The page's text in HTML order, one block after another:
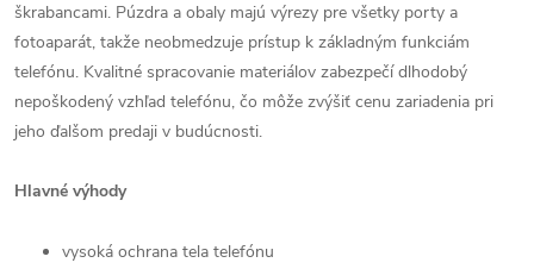
škrabancami. Púzdra a obaly majú výrezy pre všetky porty a
fotoaparát, takže neobmedzuje prístup k základným funkciám
telefónu. Kvalitné spracovanie materiálov zabezpečí dlhodobý
nepoškodený vzhľad telefónu, čo môže zvýšiť cenu zariadenia pri
jeho ďalšom predaji v budúcnosti.
Hlavné výhody
vysoká ochrana tela telefónu